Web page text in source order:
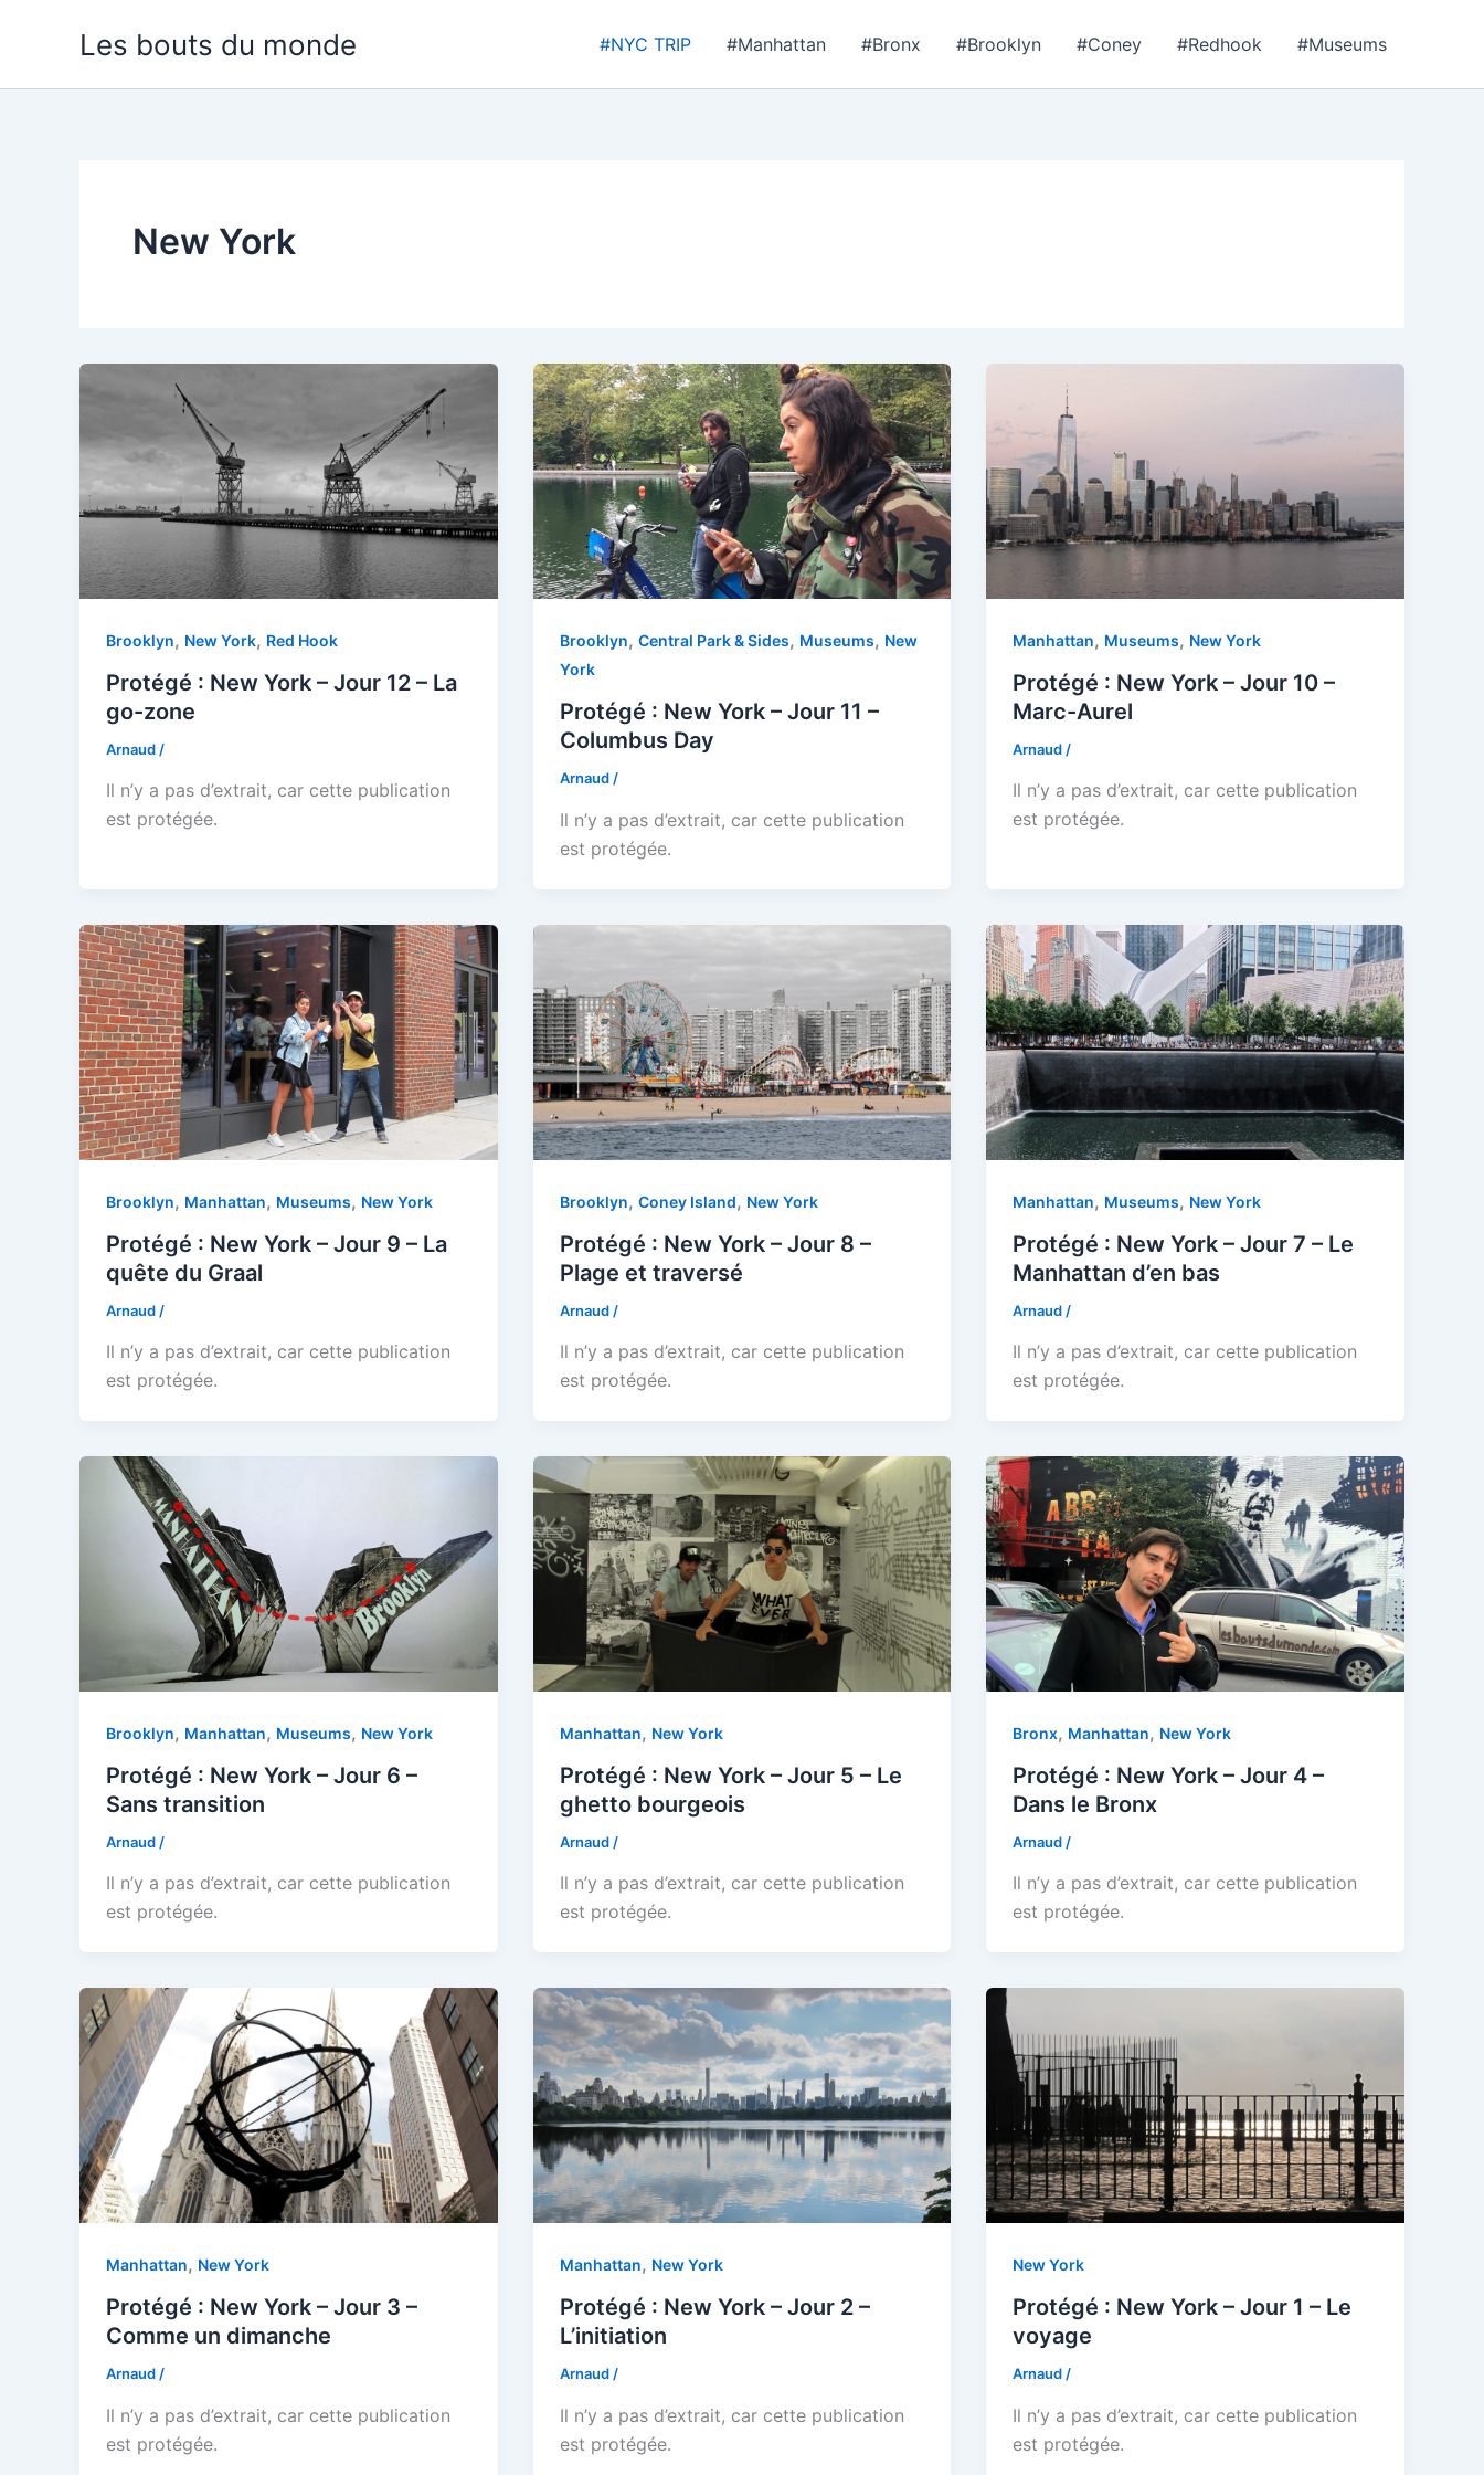
Les bouts du monde #NYC TRIP #Manhattan #Bronx #Brooklyn #Coney #Redhook #Museums
New York
Brooklyn, New York, Red Hook
Protégé : New York – Jour 12 – La
go-zone
Arnaud /
Il n’y a pas d’extrait, car cette publication
est protégée.
Brooklyn, Central Park & Sides, Museums, New
York
Protégé : New York – Jour 11 –
Columbus Day
Arnaud /
Il n’y a pas d’extrait, car cette publication
est protégée.
Manhattan, Museums, New York
Protégé : New York – Jour 10 –
Marc-Aurel
Arnaud /
Il n’y a pas d’extrait, car cette publication
est protégée.
Brooklyn, Manhattan, Museums, New York
Protégé : New York – Jour 9 – La
quête du Graal
Arnaud /
Il n’y a pas d’extrait, car cette publication
est protégée.
Brooklyn, Coney Island, New York
Protégé : New York – Jour 8 –
Plage et traversé
Arnaud /
Il n’y a pas d’extrait, car cette publication
est protégée.
Manhattan, Museums, New York
Protégé : New York – Jour 7 – Le
Manhattan d’en bas
Arnaud /
Il n’y a pas d’extrait, car cette publication
est protégée.
Brooklyn, Manhattan, Museums, New York
Protégé : New York – Jour 6 –
Sans transition
Arnaud /
Il n’y a pas d’extrait, car cette publication
est protégée.
Manhattan, New York
Protégé : New York – Jour 5 – Le
ghetto bourgeois
Arnaud /
Il n’y a pas d’extrait, car cette publication
est protégée.
Bronx, Manhattan, New York
Protégé : New York – Jour 4 –
Dans le Bronx
Arnaud /
Il n’y a pas d’extrait, car cette publication
est protégée.
Manhattan, New York
Protégé : New York – Jour 3 –
Comme un dimanche
Arnaud/
Il n’y a pas d’extrait, car cette publication
est protégée.
Manhattan, New York
Protégé : New York – Jour 2 –
L’initiation
Arnaud/
Il n’y a pas d’extrait, car cette publication
est protégée.
New York
Protégé : New York – Jour 1 – Le
voyage
Arnaud/
Il n’y a pas d’extrait, car cette publication
est protégée.